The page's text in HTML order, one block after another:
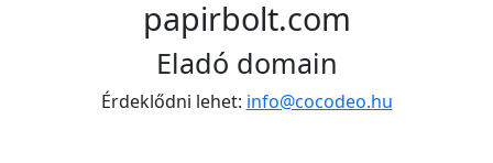
papirbolt.com
Eladó domain
Érdeklődni lehet: info@cocodeo.hu